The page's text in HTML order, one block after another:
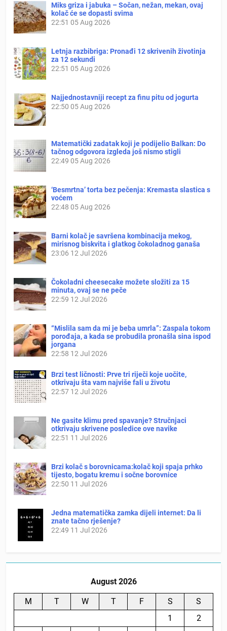
Miks griza i jabuka – Sočan, nežan, mekan, ovaj
kolač će se dopasti svima
22:51 05 Aug 2026
Letnja razbibriga: Pronađi 12 skrivenih životinja
za 12 sekundi
22:51 05 Aug 2026
Najjednostavniji recept za finu pitu od jogurta
22:50 05 Aug 2026
Matematički zadatak koji je podijelio Balkan: Do
tačnog odgovora izgleda još nismo stigli
22:49 05 Aug 2026
‘Besmrtna’ torta bez pečenja: Kremasta slastica s
voćem
22:48 05 Aug 2026
Barni kolač je savršena kombinacija mekog,
mirisnog biskvita i glatkog čokoladnog ganaša
23:06 12 Jul 2026
Čokoladni cheesecake možete složiti za 15
minuta, ovaj se ne peče
22:59 12 Jul 2026
“Mislila sam da mi je beba umrla”: Zaspala tokom
porođaja, a kada se probudila pronašla sina ispod
jorgana
22:58 12 Jul 2026
Brzi test ličnosti: Prve tri riječi koje uočite,
otkrivaju šta vam najviše fali u životu
22:57 12 Jul 2026
Ne gasite klimu pred spavanje? Stručnjaci
otkrivaju skrivene posledice ove navike
22:51 11 Jul 2026
Brzi kolač s borovnicama:kolač koji spaja prhko
tijesto, bogatu kremu i sočne borovnice
22:50 11 Jul 2026
Jedna matematička zamka dijeli internet: Da li
znate tačno rješenje?
22:49 11 Jul 2026
August 2026
M T W T F S
S
1
2